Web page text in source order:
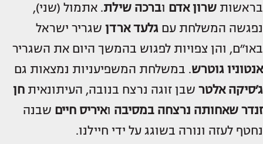
בראשות שרון אדם וברכה שילת. אתמול (שני),
נפגשה המשלחת עם גלעד ארדן שגריר ישראל
באו״ם, והן צפויות לפגוש בהמשך היום את השגריר
אנטוניו גוטרש. במשלחת המשפיעניות נמצאות גם
ג׳סיקה אלטר שבן זוגה נרצח בנובה, העיתונאית חן
זנדר שאחותה נרצחה במסיבה ואיריס חיים שבנה
נחטף לעזה ונורה בשוגג על ידי חיילנו.